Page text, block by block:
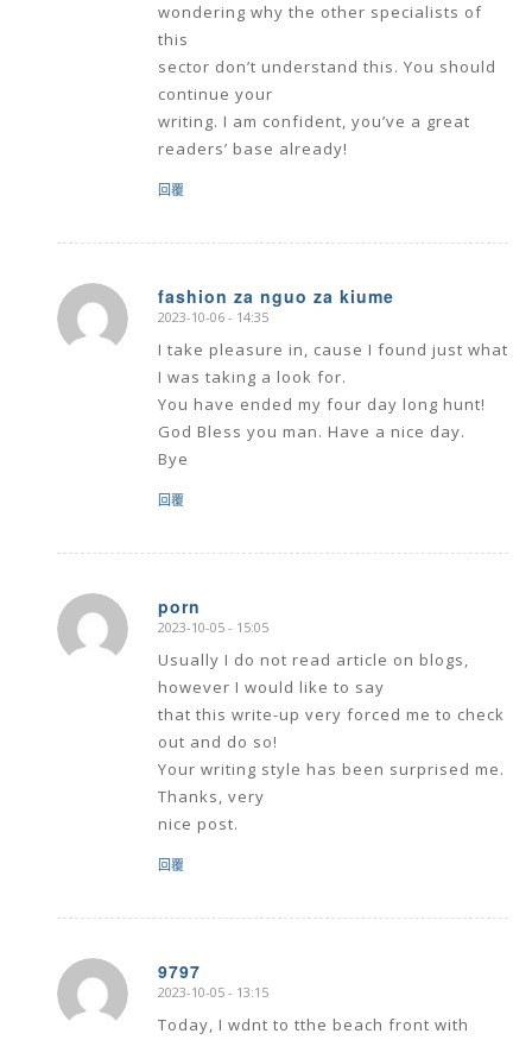
wondering why the other specialists of
this
sector don’t understand this. You should
continue your
writing. I am confident, you’ve a great
readers’ base already!
回覆
fashion za nguo za kiume
says:
2023-10-06 - 14:35
I take pleasure in, cause I found just what
I was taking a look for.
You have ended my four day long hunt!
God Bless you man. Have a nice day.
Bye
回覆
porn
says:
2023-10-05 - 15:05
Usually I do not read article on blogs,
however I would like to say
that this write-up very forced me to check
out and do so!
Your writing style has been surprised me.
Thanks, very
nice post.
回覆
9797
says:
2023-10-05 - 13:15
Today, I wdnt to tthe beach front with